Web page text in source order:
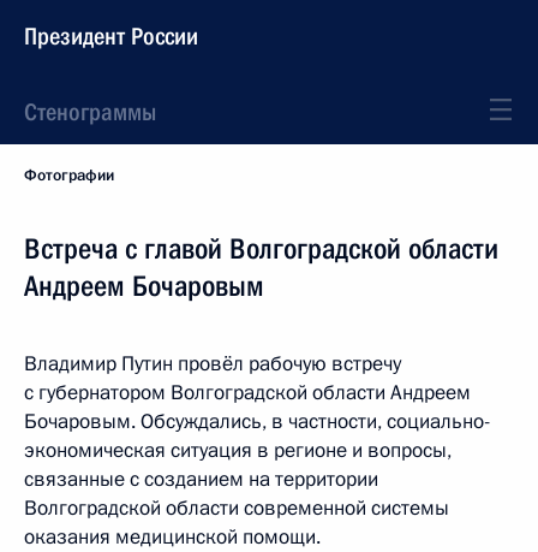
Президент России
Стенограммы
Фотографии
Встреча с главой Волгоградской области
Андреем Бочаровым
Владимир Путин провёл рабочую встречу
с губернатором Волгоградской области Андреем
Бочаровым. Обсуждались, в частности, социально-
экономическая ситуация в регионе и вопросы,
связанные с созданием на территории
Волгоградской области современной системы
оказания медицинской помощи.